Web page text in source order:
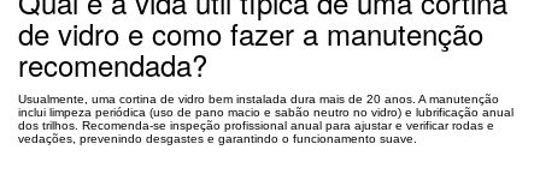
de vidro e como fazer a manutenção
recomendada?
Usualmente, uma cortina de vidro bem instalada dura mais de 20 anos. A manutenção
inclui limpeza periódica (uso de pano macio e sabão neutro no vidro) e lubrificação anual
dos trilhos. Recomenda-se inspeção profissional anual para ajustar e verificar rodas e
vedações, prevenindo desgastes e garantindo o funcionamento suave.